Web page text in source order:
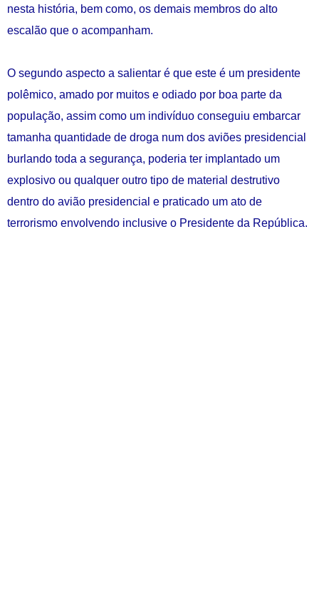
nesta história, bem como, os demais membros do alto
escalão que o acompanham.
O segundo aspecto a salientar é que este é um presidente
polêmico, amado por muitos e odiado por boa parte da
população, assim como um indivíduo conseguiu embarcar
tamanha quantidade de droga num dos aviões presidencial
burlando toda a segurança, poderia ter implantado um
explosivo ou qualquer outro tipo de material destrutivo
dentro do avião presidencial e praticado um ato de
terrorismo envolvendo inclusive o Presidente da República.